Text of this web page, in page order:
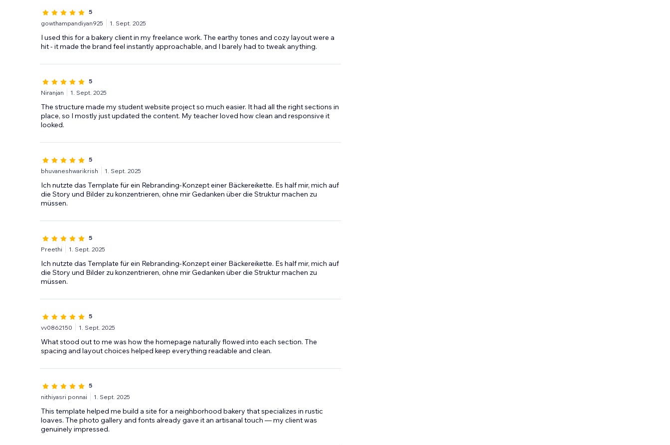
5
gowthampandiyan925
1. Sept. 2025
I used this for a bakery client in my freelance work. The earthy tones and cozy layout were a
hit - it made the brand feel instantly approachable, and I barely had to tweak anything.
5
Niranjan
1. Sept. 2025
The structure made my student website project so much easier. It had all the right sections in
place, so I mostly just updated the content. My teacher loved how clean and responsive it
looked.
5
bhuvaneshwarikrish
1. Sept. 2025
Ich nutzte das Template für ein Rebranding-Konzept einer Bäckereikette. Es half mir, mich auf
die Story und Bilder zu konzentrieren, ohne mir Gedanken über die Struktur machen zu
müssen.
5
Preethi
1. Sept. 2025
Ich nutzte das Template für ein Rebranding-Konzept einer Bäckereikette. Es half mir, mich auf
die Story und Bilder zu konzentrieren, ohne mir Gedanken über die Struktur machen zu
müssen.
5
vv0862150
1. Sept. 2025
What stood out to me was how the homepage naturally flowed into each section. The
spacing and layout choices helped keep everything readable and clean.
5
nithiyasri ponnai
1. Sept. 2025
This template helped me build a site for a neighborhood bakery that specializes in rustic
loaves. The photo gallery and fonts already gave it an artisanal touch — my client was
genuinely impressed.